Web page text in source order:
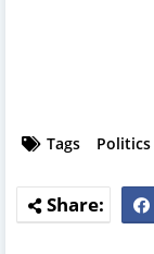
Tags Politics